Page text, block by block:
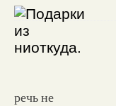
речь не